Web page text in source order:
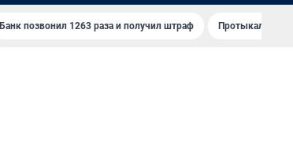
Банк позвонил 1263 раза и получил штраф Протыкал